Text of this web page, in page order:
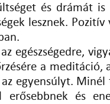
és drámát
lesznek.
egészségedre,
a
egyensúlyt.
erősebbnek és